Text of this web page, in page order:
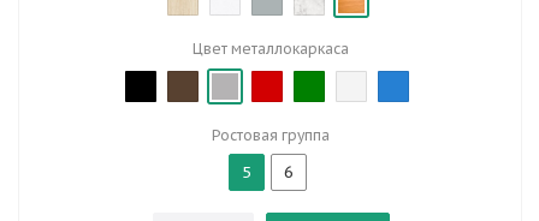
Цвет металлокаркаса
Ростовая группа
5 6